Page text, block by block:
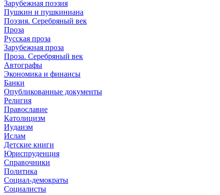
Зарубежная поэзия
Пушкин и пушкиниана
Поэзия. Серебряный век
Проза
Русская проза
Зарубежная проза
Проза. Серебряный век
Автографы
Экономика и финансы
Банки
Опубликованные документы
Религия
Православие
Католицизм
Иудаизм
Ислам
Детские книги
Юриспруденция
Справочники
Политика
Социал-демократы
Социалисты